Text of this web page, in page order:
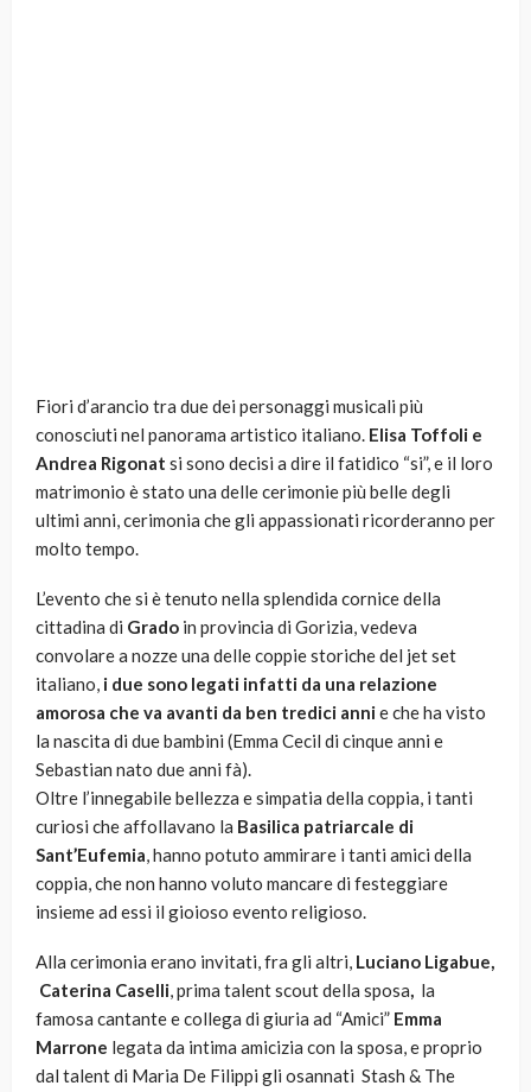
Fiori d’arancio tra due dei personaggi musicali più
conosciuti nel panorama artistico italiano. Elisa Toffoli e
Andrea Rigonat si sono decisi a dire il fatidico “si”, e il loro
matrimonio è stato una delle cerimonie più belle degli
ultimi anni, cerimonia che gli appassionati ricorderanno per
molto tempo.
L’evento che si è tenuto nella splendida cornice della
cittadina di Grado in provincia di Gorizia, vedeva
convolare a nozze una delle coppie storiche del jet set
italiano, i due sono legati infatti da una relazione
amorosa che va avanti da ben tredici annie che ha visto
la nascita di due bambini (Emma Cecil di cinque anni e
Sebastian nato due anni fà).
Oltre l’innegabile bellezza e simpatia della coppia, i tanti
curiosi che affollavano la Basilica patriarcale di
Sant’Eufemia, hanno potuto ammirare i tanti amici della
coppia, che non hanno voluto mancare di festeggiare
insieme ad essi il gioioso evento religioso.
Alla cerimonia erano invitati, fra gli altri, Luciano Ligabue,
Caterina Caselli, prima talent scout della sposa, la
famosa cantante e collega di giuria ad “Amici” Emma
Marrone legata da intima amicizia con la sposa, e proprio
dal talent di Maria De Filippi gli osannati Stash & The